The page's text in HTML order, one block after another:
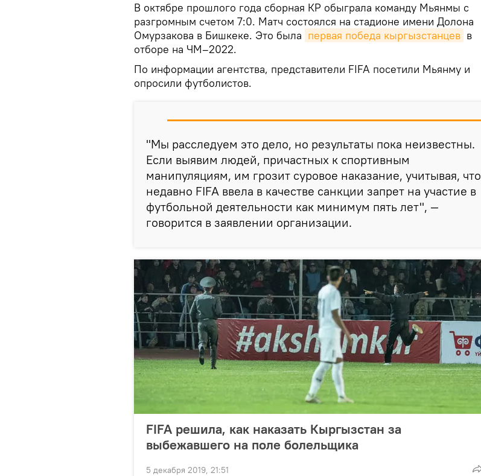
В октябре прошлого года сборная КР обыграла команду Мьянмы c
разгромным счетом 7:0. Матч состоялся на стадионе имени Долона
Омурзакова в Бишкеке. Это была первая победа кыргызстанцев в
отборе на ЧМ–2022.
По информации агентства, представители FIFA посетили Мьянму и
опросили футболистов.
"Мы расследуем это дело, но результаты пока неизвестны.
Если выявим людей, причастных к спортивным
манипуляциям, им грозит суровое наказание, учитывая, что
недавно FIFA ввела в качестве санкции запрет на участие в
футбольной деятельности как минимум пять лет", —
говорится в заявлении организации.
FIFA решила, как наказать Кыргызстан за
выбежавшего на поле болельщика
5 декабря 2019, 21:51